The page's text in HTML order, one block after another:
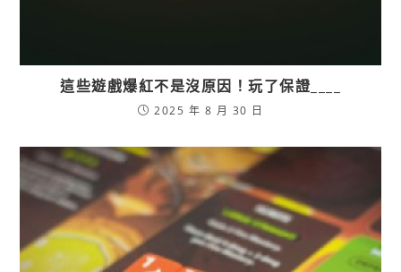
這些遊戲爆紅不是沒原因！玩了保證____
2025 年 8 月 30 日